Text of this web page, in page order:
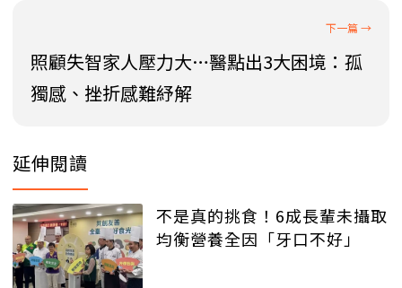
照顧失智家人壓力大…醫點出3大困境：孤
獨感、挫折感難紓解
延伸閱讀
不是真的挑食！6成長輩未攝取
均衡營養全因「牙口不好」